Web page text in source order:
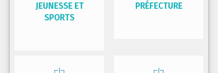
JEUNESSE ET
SPORTS
PRÉFECTURE